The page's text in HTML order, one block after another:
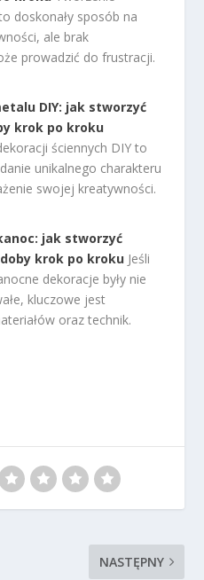
doskonały sposób na
ale brak
prowadzić do frustracji.
DIY: jak stworzyć
krok po kroku
ściennych DIY to
unikalnego charakteru
swojej kreatywności.
jak stworzyć
krok po kroku Jeśli
dekoracje były nie
kluczowe jest
oraz technik.
NASTĘPNY